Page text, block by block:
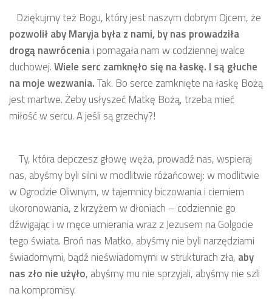
Dziękujmy też Bogu, który jest naszym dobrym Ojcem, że
pozwolił aby Maryja była z nami, by nas prowadziła
drogą nawróceniai pomagała nam w codziennej walce
duchowej.Wiele serc zamknęło się na łaskę. I są głuche
na moje wezwania.Tak. Bo serce zamknięte na łaskę Bożą
jest martwe. Żeby usłyszeć Matkę Bożą, trzeba mieć
miłość w sercu. A jeśli są grzechy?!
Ty, która depczesz głowę węża, prowadź nas, wspieraj
nas, abyśmy byli silni w modlitwie różańcowej: w modlitwie
w Ogrodzie Oliwnym, w tajemnicy biczowania i cierniem
ukoronowania, z krzyżem w dłoniach – codziennie go
dźwigając i w męce umierania wraz z Jezusem na Golgocie
tego świata. Broń nas Matko, abyśmy nie byli narzędziami
świadomymi, bądź nieświadomymi w strukturach zła, aby
nas zło nie użyło, abyśmy mu nie sprzyjali, abyśmy nie szli
na kompromisy.